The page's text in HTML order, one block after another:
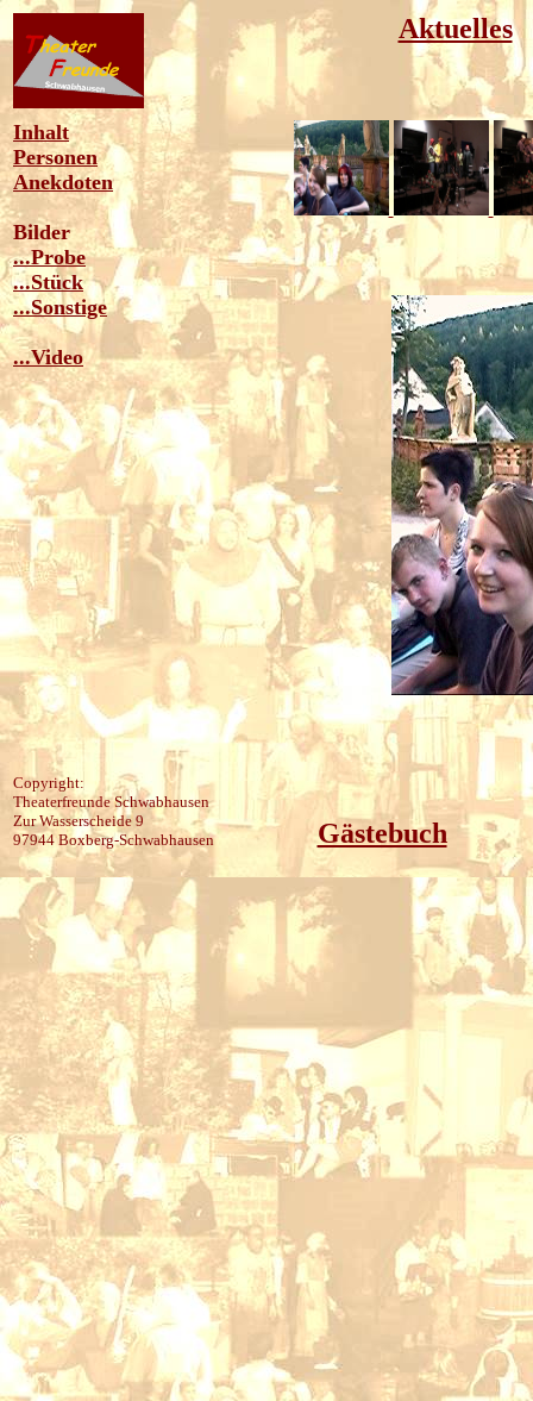
Aktuelles
Inhalt
Personen
Anekdoten
Bilder
...Probe
...Stück
...Sonstige
...Video
Copyright:
Theaterfreunde Schwabhausen
Zur Wasserscheide 9
97944 Boxberg-Schwabhausen
Gästebuch